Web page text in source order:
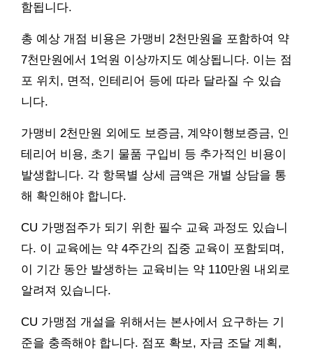
함됩니다.
총 예상 개점 비용은 가맹비 2천만원을 포함하여 약
7천만원에서 1억원 이상까지도 예상됩니다. 이는 점
포 위치, 면적, 인테리어 등에 따라 달라질 수 있습
니다.
가맹비 2천만원 외에도 보증금, 계약이행보증금, 인
테리어 비용, 초기 물품 구입비 등 추가적인 비용이
발생합니다. 각 항목별 상세 금액은 개별 상담을 통
해 확인해야 합니다.
CU 가맹점주가 되기 위한 필수 교육 과정도 있습니
다. 이 교육에는 약 4주간의 집중 교육이 포함되며,
이 기간 동안 발생하는 교육비는 약 110만원 내외로
알려져 있습니다.
CU 가맹점 개설을 위해서는 본사에서 요구하는 기
준을 충족해야 합니다. 점포 확보, 자금 조달 계획,